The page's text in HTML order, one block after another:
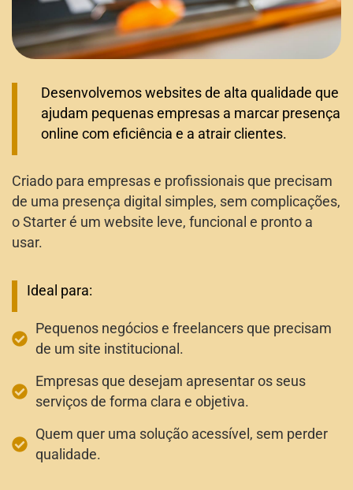
Desenvolvemos websites de alta qualidade que
ajudam pequenas empresas a marcar presença
online com eficiência e a atrair clientes.
Criado para empresas e profissionais que precisam
de uma presença digital simples, sem complicações,
o Starter é um website leve, funcional e pronto a
usar.
Ideal para:
Pequenos negócios e freelancers que precisam
de um site institucional.
Empresas que desejam apresentar os seus
serviços de forma clara e objetiva.
Quem quer uma solução acessível, sem perder
qualidade.